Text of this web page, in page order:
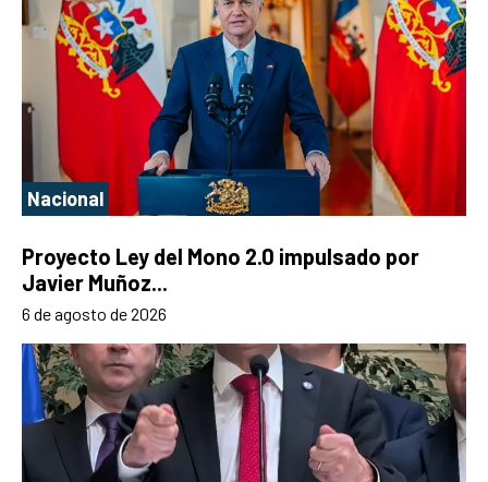
Nacional
Proyecto Ley del Mono 2.0 impulsado por
Javier Muñoz...
6 de agosto de 2026